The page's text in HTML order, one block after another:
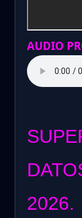
AUDIO
2026.